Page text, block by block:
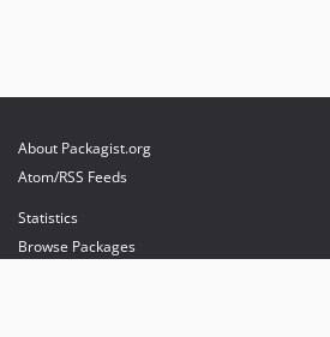
About Packagist.org
Atom/RSS Feeds
Statistics
Browse Packages